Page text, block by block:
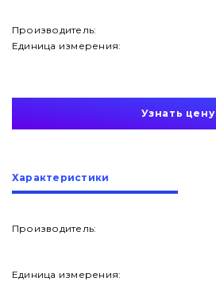
О нас
Контакты
Вакансии
Производитель:
Единица измерения:
Узнать цену
Характеристики
Производитель:
Единица измерения: